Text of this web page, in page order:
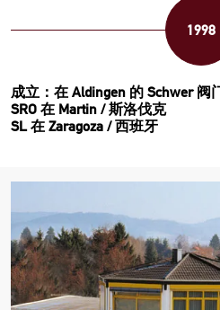
1998
成立：在 Aldingen 的 Schwer 阀
SRO 在 Martin / 斯洛伐克
SL 在 Zaragoza / 西班牙